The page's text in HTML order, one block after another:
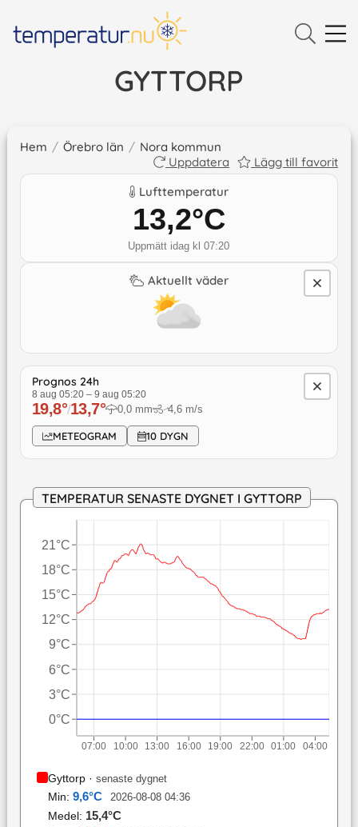
GYTTORP
Hem / Örebro län / Nora kommun
Uppdatera
Lägg till favorit
Lufttemperatur
13,2°C
Uppmätt idag kl 07:20
Aktuellt väder
Prognos 24h
8 aug 05:20– 9 aug 05:20
19,8°/13,7° 0,0 mm ↓4,6 m/s
METEOGRAM 10 DYGN
TEMPERATUR SENASTE DYGNET I GYTTORP
07:00 10:00 13:00 16:00 19:00 22:00 01:00 04:00
0°C
3°C
6°C
9°C
12°C
15°C
18°C
21°C
Gyttorp· senaste dygnet
Min: 9,6°C 2026-08-08 04:36
Medel: 15,4°C